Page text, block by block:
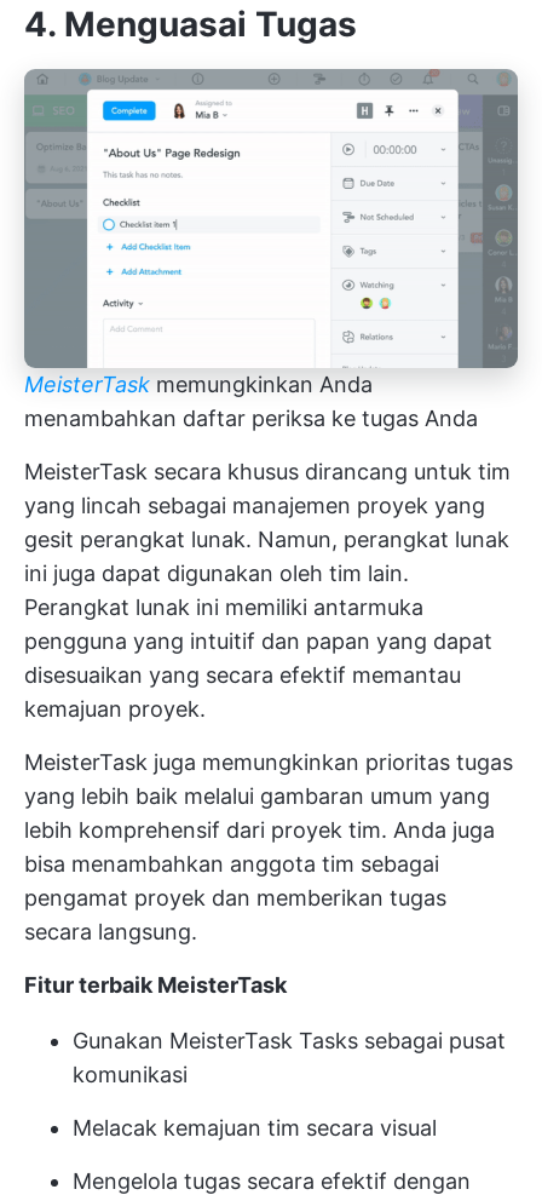
4. Menguasai Tugas
MeisterTask memungkinkan Anda
menambahkan daftar periksa ke tugas Anda
MeisterTask secara khusus dirancang untuk tim
yang lincah sebagai manajemen proyek yang
gesit perangkat lunak. Namun, perangkat lunak
ini juga dapat digunakan oleh tim lain.
Perangkat lunak ini memiliki antarmuka
pengguna yang intuitif dan papan yang dapat
disesuaikan yang secara efektif memantau
kemajuan proyek.
MeisterTask juga memungkinkan prioritas tugas
yang lebih baik melalui gambaran umum yang
lebih komprehensif dari proyek tim. Anda juga
bisa menambahkan anggota tim sebagai
pengamat proyek dan memberikan tugas
secara langsung.
Fitur terbaik MeisterTask
Gunakan MeisterTask Tasks sebagai pusat
komunikasi
Melacak kemajuan tim secara visual
Mengelola tugas secara efektif dengan